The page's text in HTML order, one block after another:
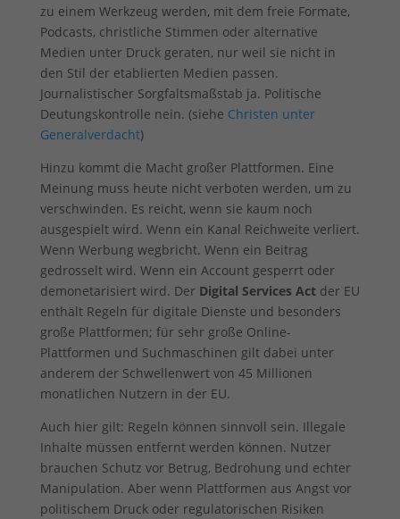
zu einem Werkzeug werden, mit dem freie Formate,
Podcasts, christliche Stimmen oder alternative
Medien unter Druck geraten, nur weil sie nicht in
den Stil der etablierten Medien passen.
Journalistischer Sorgfaltsmaßstab ja. Politische
Deutungskontrolle nein. (siehe Christen unter
Generalverdacht)
Hinzu kommt die Macht großer Plattformen. Eine
Meinung muss heute nicht verboten werden, um zu
verschwinden. Es reicht, wenn sie kaum noch
ausgespielt wird. Wenn ein Kanal Reichweite verliert.
Wenn Werbung wegbricht. Wenn ein Beitrag
gedrosselt wird. Wenn ein Account gesperrt oder
demonetarisiert wird. Der Digital Services Act der EU
enthält Regeln für digitale Dienste und besonders
große Plattformen; für sehr große Online-
Plattformen und Suchmaschinen gilt dabei unter
anderem der Schwellenwert von 45 Millionen
monatlichen Nutzern in der EU.
Auch hier gilt: Regeln können sinnvoll sein. Illegale
Inhalte müssen entfernt werden können. Nutzer
brauchen Schutz vor Betrug, Bedrohung und echter
Manipulation. Aber wenn Plattformen aus Angst vor
politischem Druck oder regulatorischen Risiken